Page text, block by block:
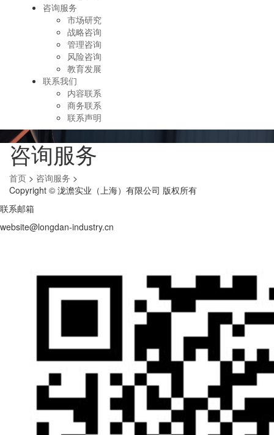
咨询服务
市场研究
战略咨询
管理咨询
风险咨询
教育发展
联系我们
内容联系
商务联系
联系声明
咨询服务
首页 > 咨询服务 >
Copyright © 泷澹实业（上海）有限公司 版权所有
联系邮箱
website@longdan-industry.cn